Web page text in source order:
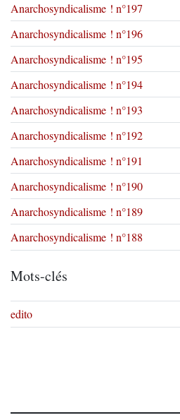
Anarchosyndicalisme ! n°197
Anarchosyndicalisme ! n°196
Anarchosyndicalisme ! n°195
Anarchosyndicalisme ! n°194
Anarchosyndicalisme ! n°193
Anarchosyndicalisme ! n°192
Anarchosyndicalisme ! n°191
Anarchosyndicalisme ! n°190
Anarchosyndicalisme ! n°189
Anarchosyndicalisme ! n°188
Mots-clés
edito